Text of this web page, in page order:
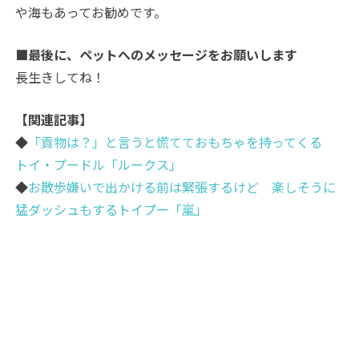
や海もあってお勧めです。
■最後に、ペットへのメッセージをお願いします
長生きしてね！
【関連記事】
◆ 「貢物は？」と言うと慌てておもちゃを持ってくる
トイ・プードル「ルークス」
◆お散歩嫌いで出かける前は緊張するけど 楽しそうに
猛ダッシュもするトイプー「嵐」